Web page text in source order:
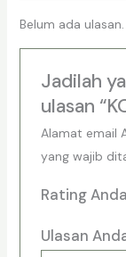
Belum ada ulasan.
Jadilah
ulasan
Alamat email
yang wajib
Rating Anda
Ulasan